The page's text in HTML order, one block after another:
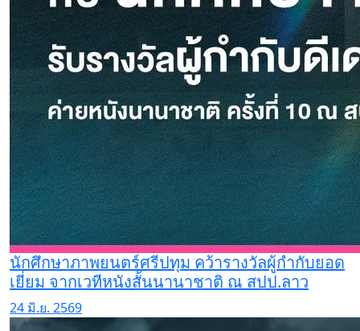
นักศึกษาภาพยนตร์ศรีปทุม คว้ารางวัลผู้กำกับยอด
เยี่ยม จากเวทีหนังสั้นนานาชาติ ณ สปป.ลาว
24 มิ.ย. 2569